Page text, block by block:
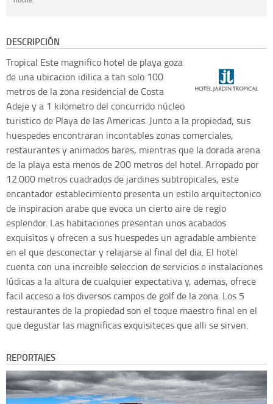
DESCRIPCIÓN
Tropical Este magnifico hotel de playa goza
de una ubicacion idilica a tan solo 100
metros de la zona residencial de Costa
Adeje y a 1 kilometro del concurrido núcleo
turistico de Playa de las Americas. Junto a la propiedad, sus
huespedes encontraran incontables zonas comerciales,
restaurantes y animados bares, mientras que la dorada arena
de la playa esta menos de 200 metros del hotel. Arropado por
12.000 metros cuadrados de jardines subtropicales, este
encantador establecimiento presenta un estilo arquitectonico
de inspiracion arabe que evoca un cierto aire de regio
esplendor. Las habitaciones presentan unos acabados
exquisitos y ofrecen a sus huespedes un agradable ambiente
en el que desconectar y relajarse al final del dia. El hotel
cuenta con una increible seleccion de servicios e instalaciones
lúdicas a la altura de cualquier expectativa y, ademas, ofrece
facil acceso a los diversos campos de golf de la zona. Los 5
restaurantes de la propiedad son el toque maestro final en el
que degustar las magnificas exquisiteces que alli se sirven.
REPORTAJES